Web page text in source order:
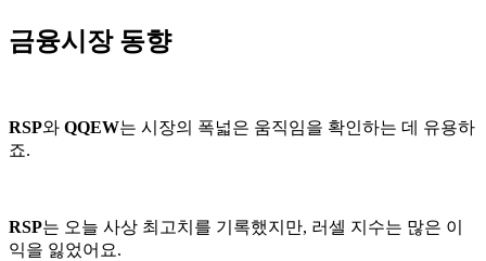
금융시장 동향
RSP와 QQEW는 시장의 폭넓은 움직임을 확인하는 데 유용하
죠.
RSP는 오늘 사상 최고치를 기록했지만, 러셀 지수는 많은 이
익을 잃었어요.